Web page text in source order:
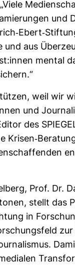
und
​Ebert-​
aus
mental
weil wir
und
des
Krisen-​
Prof. Dr.
stellt das
in